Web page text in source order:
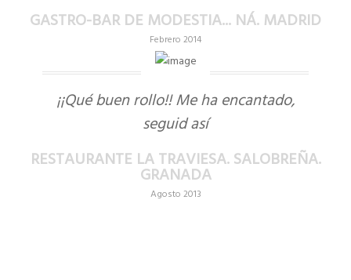
GASTRO-BAR DE MODESTIA... NÁ. MADRID
Febrero 2014
¡¡Qué buen rollo!! Me ha encantado,
seguid así
RESTAURANTE LA TRAVIESA. SALOBREÑA.
GRANADA
Agosto 2013